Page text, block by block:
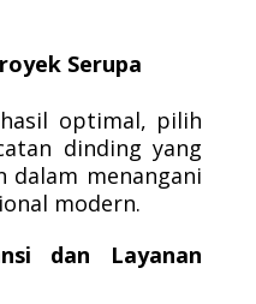
Serupa
optimal, pilih
dinding yang
dalam menangani
modern.
dan Layanan